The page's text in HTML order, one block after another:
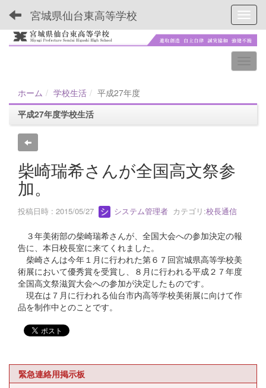
宮城県仙台東高等学校
ホーム 学校生活
平成27年度
平成27年度学校生活
柴崎瑞希さんが全国高文祭参
加。
投稿日時 : 2015/05/27 システム管理者 カテゴリ:校長通信
３年美術部の柴崎瑞希さんが、全国大会への参加決定の報
告に、本日校長室に来てくれました。
柴崎さんは今年１月に行われた第６７回宮城県高等学校美
術展において優秀賞を受賞し、８月に行われる平成２７年度
全国高文祭滋賀大会への参加が決定したものです。
現在は７月に行われる仙台市内高等学校美術展に向けて作
品を制作中とのことです。
緊急連絡用掲示板